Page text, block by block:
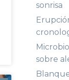
sonrisa
sobre